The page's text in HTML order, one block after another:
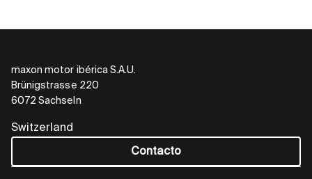
maxon motor ibérica S.A.U.
Brünigstrasse 220
6072 Sachseln
Switzerland
Contacto